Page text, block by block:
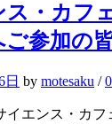
・カフ
参加の
日 by motesaku /
イエンス・カ